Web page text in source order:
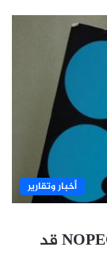
أخبار وتقارير
أوبك : إقرار واشنطن مشروع قانون NOPEC قد